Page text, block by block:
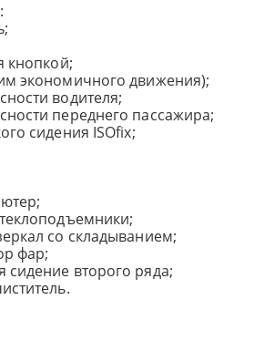
кнопкой;
экономичного движения);
водителя;
переднего пассажира;
сидения ISOfix;
со складыванием;
фар;
второго ряда;